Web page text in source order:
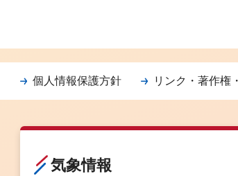
個人情報保護方針 リンク・著作権
気象情報